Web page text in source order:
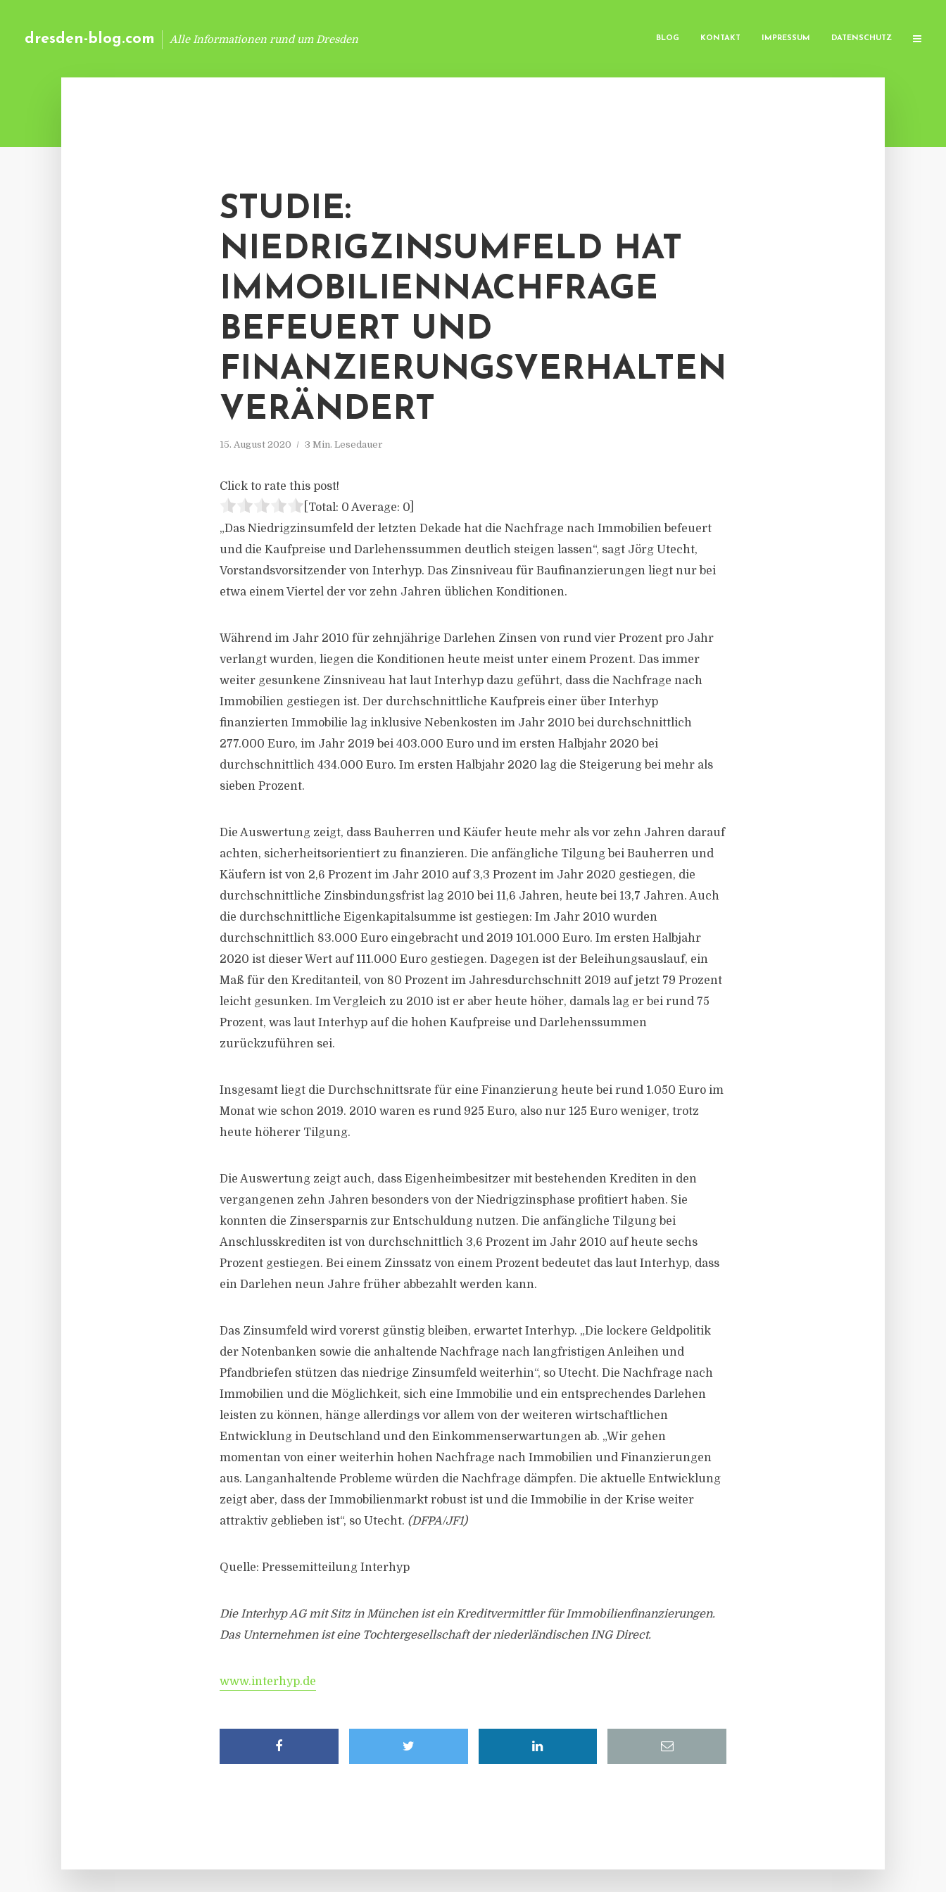
dresden-blog.com Alle Informationen rund um Dresden BLOG KONTAKT IMPRESSUM DATENSCHUTZ
STUDIE:
NIEDRIGZINSUMFELD HAT
IMMOBILIENNACHFRAGE
BEFEUERT UND
FINANZIERUNGSVERHALTEN
VERÄNDERT
15. August 2020 3 Min. Lesedauer
Click to rate this post!
[Total: 0 Average: 0
„Das Niedrigzinsumfeld der letzten Dekade hat die Nachfrage nach Immobilien befeuert
und die Kaufpreise und Darlehenssummen deutlich steigen lassen“, sagt Jörg Utecht,
Vorstandsvorsitzender von Interhyp. Das Zinsniveau für Baufinanzierungen liegt nur bei
etwa einem Viertel der vor zehn Jahren üblichen Konditionen.
Während im Jahr 2010 für zehnjährige Darlehen Zinsen von rund vier Prozent pro Jahr
verlangt wurden, liegen die Konditionen heute meist unter einem Prozent. Das immer
weiter gesunkene Zinsniveau hat laut Interhyp dazu geführt, dass die Nachfrage nach
Immobilien gestiegen ist. Der durchschnittliche Kaufpreis einer über Interhyp
finanzierten Immobilie lag inklusive Nebenkosten im Jahr 2010 bei durchschnittlich
277.000 Euro, im Jahr 2019 bei 403.000 Euro und im ersten Halbjahr 2020 bei
durchschnittlich 434.000 Euro. Im ersten Halbjahr 2020 lag die Steigerung bei mehr als
sieben Prozent.
Die Auswertung zeigt, dass Bauherren und Käufer heute mehr als vor zehn Jahren darauf
achten, sicherheitsorientiert zu finanzieren. Die anfängliche Tilgung bei Bauherren und
Käufern ist von 2,6 Prozent im Jahr 2010 auf 3,3 Prozent im Jahr 2020 gestiegen, die
durchschnittliche Zinsbindungsfrist lag 2010 bei 11,6 Jahren, heute bei 13,7 Jahren. Auch
die durchschnittliche Eigenkapitalsumme ist gestiegen: Im Jahr 2010 wurden
durchschnittlich 83.000 Euro eingebracht und 2019 101.000 Euro. Im ersten Halbjahr
2020 ist dieser Wert auf 111.000 Euro gestiegen. Dagegen ist der Beleihungsauslauf, ein
Maß für den Kreditanteil, von 80 Prozent im Jahresdurchschnitt 2019 auf jetzt 79 Prozent
leicht gesunken. Im Vergleich zu 2010 ist er aber heute höher, damals lag er bei rund 75
Prozent, was laut Interhyp auf die hohen Kaufpreise und Darlehenssummen
zurückzuführen sei.
Insgesamt liegt die Durchschnittsrate für eine Finanzierung heute bei rund 1.050 Euro im
Monat wie schon 2019. 2010 waren es rund 925 Euro, also nur 125 Euro weniger, trotz
heute höherer Tilgung.
Die Auswertung zeigt auch, dass Eigenheimbesitzer mit bestehenden Krediten in den
vergangenen zehn Jahren besonders von der Niedrigzinsphase profitiert haben. Sie
konnten die Zinsersparnis zur Entschuldung nutzen. Die anfängliche Tilgung bei
Anschlusskrediten ist von durchschnittlich 3,6 Prozent im Jahr 2010 auf heute sechs
Prozent gestiegen. Bei einem Zinssatz von einem Prozent bedeutet das laut Interhyp, dass
ein Darlehen neun Jahre früher abbezahlt werden kann.
Das Zinsumfeld wird vorerst günstig bleiben, erwartet Interhyp. „Die lockere Geldpolitik
der Notenbanken sowie die anhaltende Nachfrage nach langfristigen Anleihen und
Pfandbriefen stützen das niedrige Zinsumfeld weiterhin“, so Utecht. Die Nachfrage nach
Immobilien und die Möglichkeit, sich eine Immobilie und ein entsprechendes Darlehen
leisten zu können, hänge allerdings vor allem von der weiteren wirtschaftlichen
Entwicklung in Deutschland und den Einkommenserwartungen ab. „Wir gehen
momentan von einer weiterhin hohen Nachfrage nach Immobilien und Finanzierungen
aus. Langanhaltende Probleme würden die Nachfrage dämpfen. Die aktuelle Entwicklung
zeigt aber, dass der Immobilienmarkt robust ist und die Immobilie in der Krise weiter
attraktiv geblieben ist“, so Utecht. (DFPA/JF1)
Quelle: Pressemitteilung Interhyp
Die Interhyp AG mit Sitz in München ist ein Kreditvermittler für Immobilienfinanzierungen.
Das Unternehmen ist eine Tochtergesellschaft der niederländischen ING Direct.
www.interhyp.de